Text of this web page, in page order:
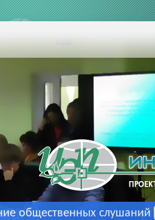
общественных слушаний